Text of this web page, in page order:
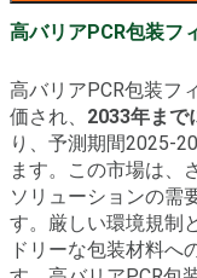
高バリアPCR包装フ
高バリアPCR包装フ
価され、 2033年まで
り、予測期間2025-
ます。この市場は、
ソリューションの需
す。厳しい環境規制
ドリーな包装材料へ